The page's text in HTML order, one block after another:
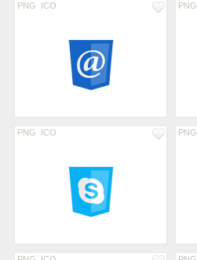
PNG ICO PNG
PNG ICO PNG